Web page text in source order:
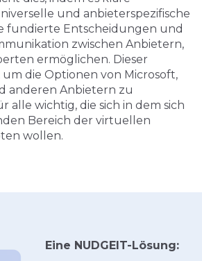
und anbieterspezifische
fundierte Entscheidungen und
zwischen Anbietern,
ermöglichen. Dieser
um die Optionen von Microsoft,
anderen Anbietern zu
alle wichtig, die sich in dem sich
Bereich der virtuellen
wollen.
Eine NUDGEIT-Lösung: